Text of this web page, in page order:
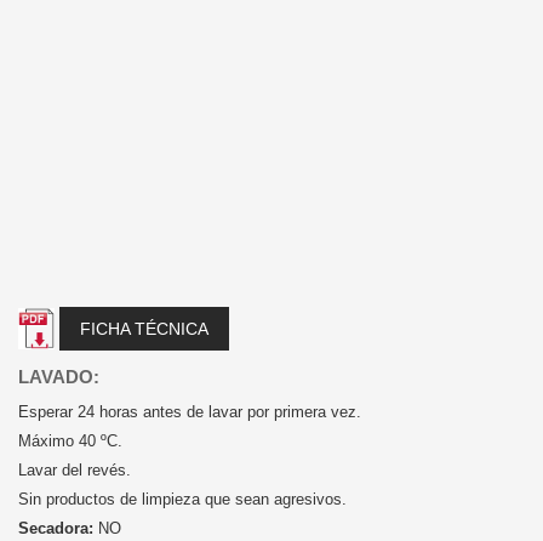
FICHA TÉCNICA
LAVADO:
Esperar 24 horas antes de lavar por primera vez.
Máximo 40 ºC.
Lavar del revés.
Sin productos de limpieza que sean agresivos.
Secadora: NO